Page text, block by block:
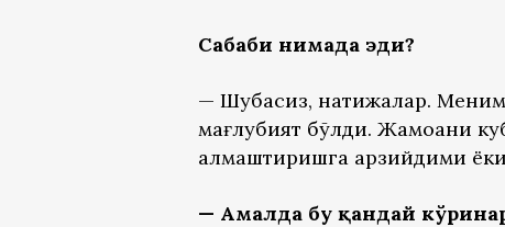
Сабаби нимада эди?
— Шубҳасиз, натижалар.
мағлубият бўлди. Жамоани
алмаштиришга арзийдими
— Амалда бу қандай